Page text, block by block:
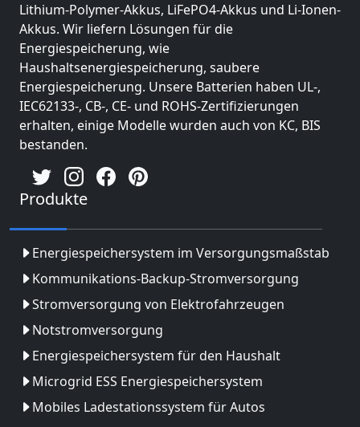
Lithium-Polymer-Akkus, LiFePO4-Akkus und Li-Ionen-
Akkus. Wir liefern Lösungen für die
Energiespeicherung, wie
Haushaltsenergiespeicherung, saubere
Energiespeicherung. Unsere Batterien haben UL-,
IEC62133-, CB-, CE- und ROHS-Zertifizierungen
erhalten, einige Modelle wurden auch von KC, BIS
bestanden.
Produkte
Energiespeichersystem im Versorgungsmaßstab
Kommunikations-Backup-Stromversorgung
Stromversorgung von Elektrofahrzeugen
Notstromversorgung
Energiespeichersystem für den Haushalt
Microgrid ESS Energiespeichersystem
Mobiles Ladestationssystem für Autos